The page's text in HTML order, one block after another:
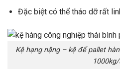
Đặc biệt có thể tháo dỡ rất
Kệ hạng nặng – kệ để pallet